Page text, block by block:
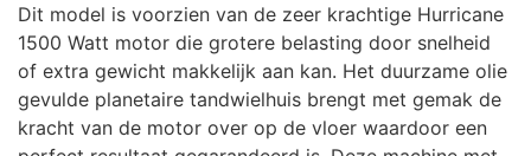
Dit model is voorzien van de zeer krachtige Hurricane
1500 Watt motor die grotere belasting door snelheid
of extra gewicht makkelijk aan kan. Het duurzame olie
gevulde planetaire tandwielhuis brengt met gemak de
kracht van de motor over op de vloer waardoor een